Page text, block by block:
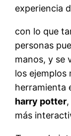
experiencia
con lo que
personas
manos, y se
los ejemplos
herramienta
harry potter,
más